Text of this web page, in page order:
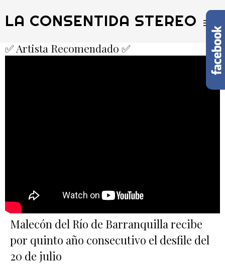
LA CONSENTIDA STEREO
✅ Artista Recomendado ✅
Malecón del Río de Barranquilla recibe
por quinto año consecutivo el desfile del
20 de julio